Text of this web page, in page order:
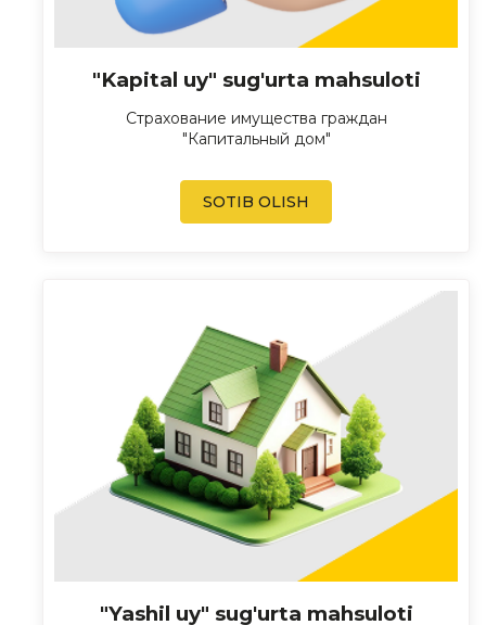
"Kapital uy" sug'urta mahsuloti
Страхование имущества граждан
"Капитальный дом"
SOTIB OLISH
"Yashil uy" sug'urta mahsuloti